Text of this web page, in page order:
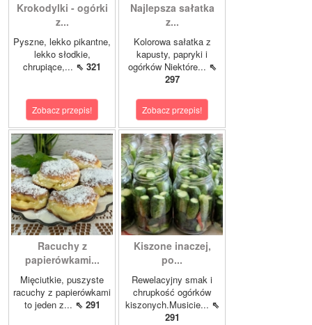
Krokodylki - ogórki
z...
Pyszne, lekko pikantne,
lekko słodkie,
chrupiące,... ⇖ 321
Zobacz przepis!
Najlepsza sałatka
z...
Kolorowa sałatka z
kapusty, papryki i
ogórków Niektóre... ⇖
297
Zobacz przepis!
Racuchy z
papierówkami...
Mięciutkie, puszyste
racuchy z papierówkami
to jeden z... ⇖ 291
Kiszone inaczej,
po...
Rewelacyjny smak i
chrupkość ogórków
kiszonych.Musicie... ⇖
291